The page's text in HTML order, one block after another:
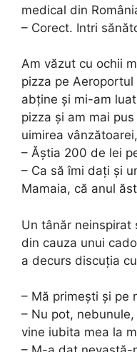
medical din
– Corect. Intri
Am văzut cu ochii
pizza pe
abține și mi-am
pizza și am mai
uimirea
– Ăștia 200 de lei
– Ca să îmi dați și
Mamaia, că anul
Un tânăr
din cauza unui
a decurs discuția
– Mă primești și pe
– Nu pot,
vine iubita mea la